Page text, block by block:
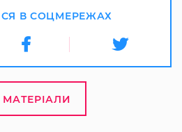
В СОЦМЕРЕЖАХ
МАТЕРІАЛИ